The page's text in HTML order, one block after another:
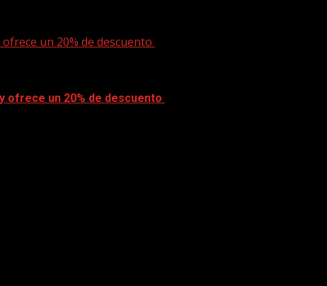
un 20% de descuento
ofrece un 20% de descuento